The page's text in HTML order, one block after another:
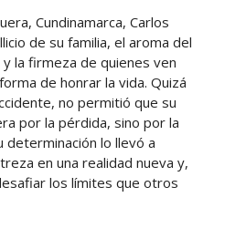
Cundinamarca, Carlos
de su familia, el aroma del
la firmeza de quienes ven
de honrar la vida. Quizá
no permitió que su
por la pérdida, sino por la
determinación lo llevó a
en una realidad nueva y,
los límites que otros